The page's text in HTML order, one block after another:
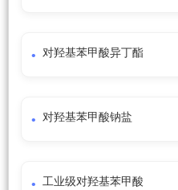
对羟基苯甲酸异丁酯
对羟基苯甲酸钠盐
工业级对羟基苯甲酸